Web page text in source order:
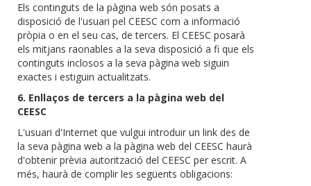
Els continguts de la pàgina web són posats a
disposició de l'usuari pel CEESC com a informació
pròpia o en el seu cas, de tercers. El CEESC posarà
els mitjans raonables a la seva disposició a fi que els
continguts inclosos a la seva pàgina web siguin
exactes i estiguin actualitzats.
6. Enllaços de tercers a la pàgina web del
CEESC
L'usuari d'Internet que vulgui introduir un link des de
la seva pàgina web a la pàgina web del CEESC haurà
d'obtenir prèvia autorització del CEESC per escrit. A
més, haurà de complir les següents obligacions: